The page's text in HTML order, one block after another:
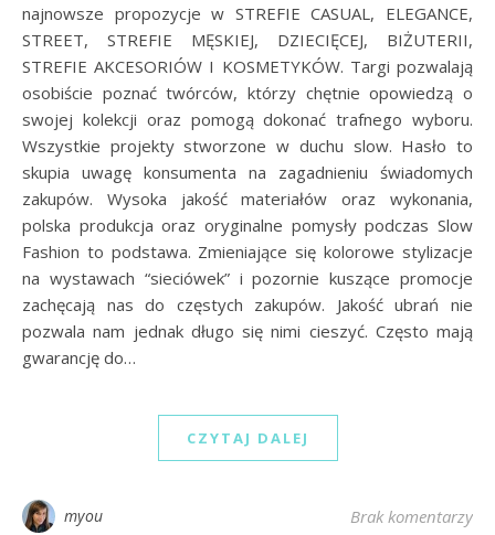
najnowsze propozycje w STREFIE CASUAL, ELEGANCE,
STREET, STREFIE MĘSKIEJ, DZIECIĘCEJ, BIŻUTERII,
STREFIE AKCESORIÓW I KOSMETYKÓW. Targi pozwalają
osobiście poznać twórców, którzy chętnie opowiedzą o
swojej kolekcji oraz pomogą dokonać trafnego wyboru.
Wszystkie projekty stworzone w duchu slow. Hasło to
skupia uwagę konsumenta na zagadnieniu świadomych
zakupów. Wysoka jakość materiałów oraz wykonania,
polska produkcja oraz oryginalne pomysły podczas Slow
Fashion to podstawa. Zmieniające się kolorowe stylizacje
na wystawach “sieciówek” i pozornie kuszące promocje
zachęcają nas do częstych zakupów. Jakość ubrań nie
pozwala nam jednak długo się nimi cieszyć. Często mają
gwarancję do…
CZYTAJ DALEJ
myou Brak komentarzy